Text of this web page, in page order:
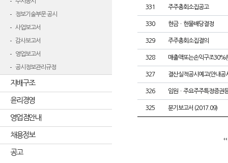
정보기술부문 공시
사업보고서
감사보고서
영업보고서
공시정보관리규정
지배구조
윤리경영
영업점안내
채용정보
공고
331 주주총회소집공고
330 현금ㆍ현물배당결정
329 주주총회소집결의
328 매출액또는손익구조
327 결산실적공시예고(안내공
326 임원ㆍ주요주주특정증권
325 분기보고서 (2017.09)